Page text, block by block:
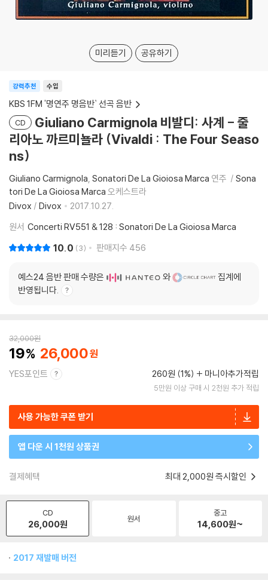
미리듣기 공유하기
강력추천 수입
KBS 1FM '명연주 명음반` 선곡 음반
CD
Giuliano Carmignola 비발디: 사계 - 줄
리아노 까르미뇰라 (Vivaldi : The Four Seaso
ns)
Giuliano Carmignola Sonatori De La Gioiosa Marca 연주
Sona
tori De La Gioiosa Marca 오케스트라
Divox / Divox
2017.10.27.
원서 Concerti RV551 & 128 : Sonatori De La Gioiosa Marca
10.0 3 판매지수 456
예스24 음반 판매 수량은 와
집계에
반영됩니다.
32,000원
19 26,000
YES포인트 260원 (1%) 마니아추가적립
5만원 이상 구매 시 2천원 추가 적립
사용 가능한 쿠폰 받기
앱 다운 시 1천원 상품권
결제혜택 최대 2,000원 즉시할인
CD
26,000원 원서
중고
14,600원~
2017 재발매 버전